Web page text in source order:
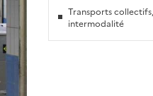
Transports
intermodalité